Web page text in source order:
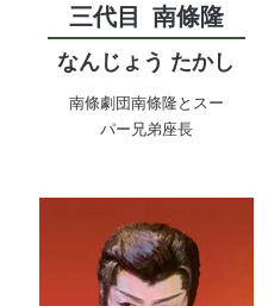
三代目 南條隆
なんじょう たかし
南條劇団南條隆とスー
パー兄弟座長